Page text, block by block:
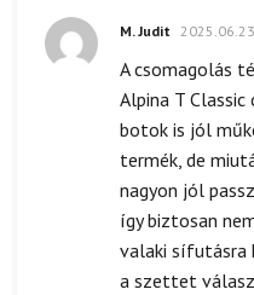
M. Judit
A csomagolás
Alpina T Classic
botok is jól
termék, de
nagyon jól
így biztosan
valaki sífutásra
a szettet